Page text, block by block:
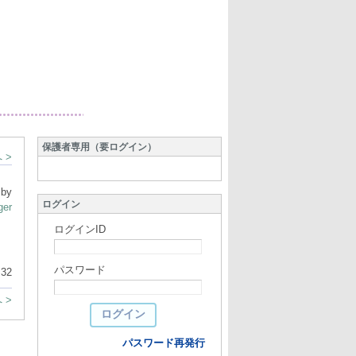
>
>
保護者専用（要ログイン）
ログイン
ログインID
パスワード
パスワード再発行